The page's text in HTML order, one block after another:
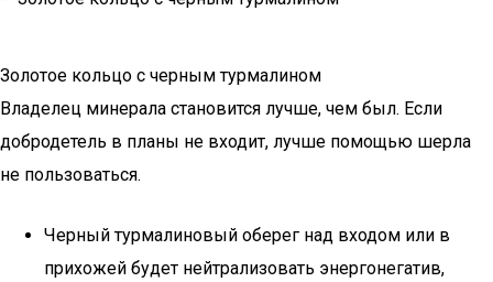
Золотое кольцо с черным турмалином
Владелец минерала становится лучше, чем был. Если
добродетель в планы не входит, лучше помощью шерла
не пользоваться.
Черный турмалиновый оберег над входом или в
прихожей будет нейтрализовать энергонегатив,